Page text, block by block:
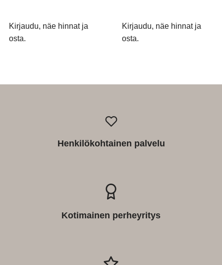
Kirjaudu, näe hinnat ja
osta.
Kirjaudu, näe hinnat ja
osta.
Henkilökohtainen palvelu
Kotimainen perheyritys